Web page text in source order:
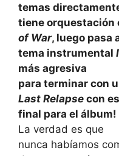
temas
tiene orquestación
of War, luego pasa
tema instrumental
más agresiva
para terminar con
Last Relapse con
final para el álbum!
La verdad es que
nunca habíamos